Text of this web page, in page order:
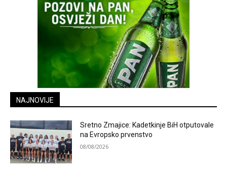
NAJNOVIJE
Sretno Zmajice: Kadetkinje BiH otputovale
na Evropsko prvenstvo
08/08/2026